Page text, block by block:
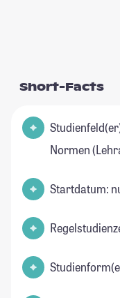
Short-Facts
Normen
Startdatum: